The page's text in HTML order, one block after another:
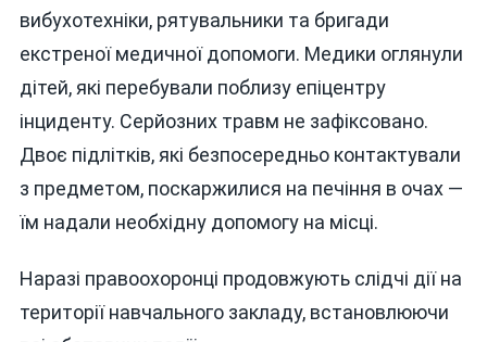
вибухотехніки, рятувальники та бригади
екстреної медичної допомоги. Медики оглянули
дітей, які перебували поблизу епіцентру
інциденту. Серйозних травм не зафіксовано.
Двоє підлітків, які безпосередньо контактували
з предметом, поскаржилися на печіння в очах —
їм надали необхідну допомогу на місці.
Наразі правоохоронці продовжують слідчі дії на
території навчального закладу, встановлюючи